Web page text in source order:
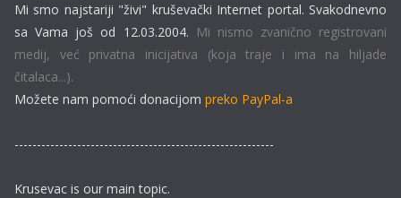
Mi smo najstariji "živi" kruševački Internet portal. Svakodnevno
sa Vama još od 12.03.2004. Mi nismo zvanično registrovani
medij, već privatna inicijativa (koja traje i ima na hiljade
čitalaca...).
Možete nam pomoći donacijom preko PayPal-a
----------------------------------------------------------
Krusevac is our main topic.